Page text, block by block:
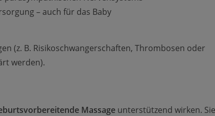
– auch für das Baby
(z. B. Risikoschwangerschaften, Thrombosen oder
werden).
Massage unterstützend wirken. Sie